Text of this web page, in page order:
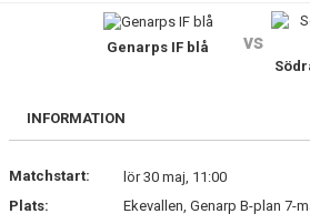
VÅRA LAG
Genarps IF blå vs
INFORMATION
Matchstart:
lör 30 maj, 11:00
Plats:
Ekevallen, Genarp B-plan 7-